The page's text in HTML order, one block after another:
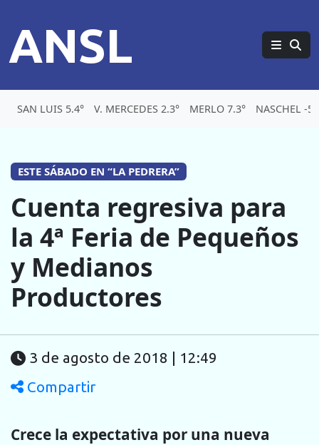
ANSL
SAN LUIS 5.4° V. MERCEDES 2.3° MERLO 7.3° NASCHEL -
ESTE SÁBADO EN “LA PEDRERA”
Cuenta regresiva para
la 4ª Feria de Pequeños
y Medianos
Productores
3 de agosto de 2018 | 12:49
Compartir
Crece la expectativa por una nueva